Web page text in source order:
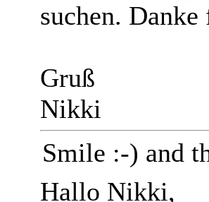
suchen.
Gruß
Nikki
Smile :-) and
Hallo Nikki,